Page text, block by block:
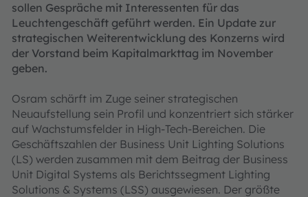
sollen Gespräche mit Interessenten für das
Leuchtengeschäft geführt werden. Ein Update zur
strategischen Weiterentwicklung des Konzerns wird
der Vorstand beim Kapitalmarkttag im November
geben.
Osram schärft im Zuge seiner strategischen
Neuaufstellung sein Profil und konzentriert sich stärker
auf Wachstumsfelder in High-Tech-Bereichen. Die
Geschäftszahlen der Business Unit Lighting Solutions
(LS) werden zusammen mit dem Beitrag der Business
Unit Digital Systems als Berichtssegment Lighting
Solutions & Systems (LSS) ausgewiesen. Der größte